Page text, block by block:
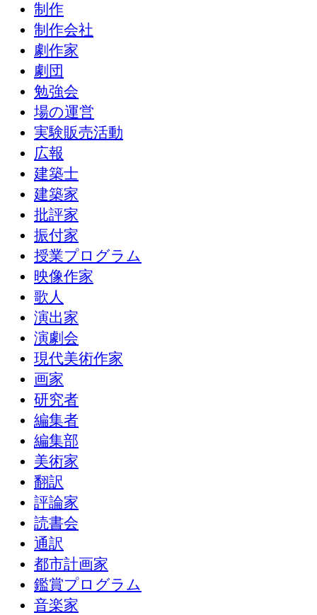
制作
制作会社
劇作家
劇団
勉強会
場の運営
実験販売活動
広報
建築士
建築家
批評家
振付家
授業プログラム
映像作家
歌人
演出家
演劇会
現代美術作家
画家
研究者
編集者
編集部
美術家
翻訳
評論家
読書会
通訳
都市計画家
鑑賞プログラム
音楽家